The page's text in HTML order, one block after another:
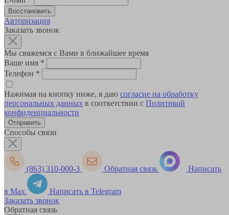
Авторизация
Заказать звонок
Мы свяжемся с Вами в ближайшее время
Ваше имя *
Телефон *
Нажимая на кнопку ниже, я даю согласие на обработку
персональных данных в соответствии с Политикой
конфиденциальности
Способы связи
(863) 310-000-3 Обратная связь Написать
в Max
Написать в Telegram
Заказать звонок
Обратная связь